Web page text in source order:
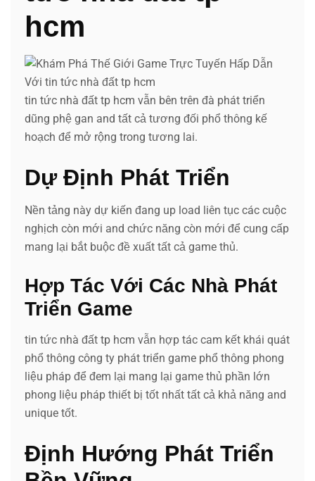
hcm
tin tức nhà đất tp hcm vẫn bên trên đà phát triển
dũng phệ gan and tất cả tương đối phổ thông kế
hoạch để mở rộng trong tương lai.
Dự Định Phát Triển
Nền tảng này dự kiến đang up load liên tục các cuộc
nghịch còn mới and chức năng còn mới để cung cấp
mang lại bắt buộc đề xuất tất cả game thủ.
Hợp Tác Với Các Nhà Phát
Triển Game
tin tức nhà đất tp hcm vẫn hợp tác cam kết khái quát
phổ thông công ty phát triển game phổ thông phong
liệu pháp để đem lại mang lại game thủ phần lớn
phong liệu pháp thiết bị tốt nhất tất cả khả năng and
unique tốt.
Định Hướng Phát Triển